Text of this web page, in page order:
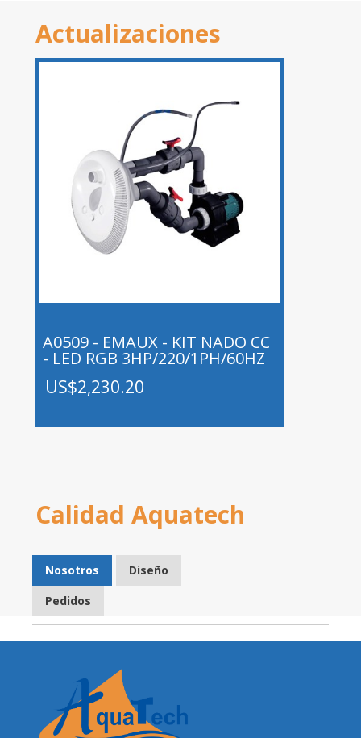
Actualizaciones
MODELOS
SUPER VENTAS
A0509 - EMAUX - KIT NADO CC
- LED RGB 3HP/220/1PH/60HZ
US$2,230.20
Calidad Aquatech
Nosotros
Diseño
Pedidos